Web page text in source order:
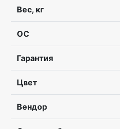
Вес, кг
ОС
Гарантия
Цвет
Вендор